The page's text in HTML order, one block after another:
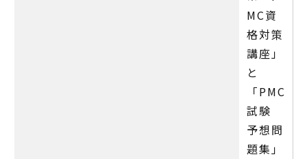
MC資
格対策
講座」
と
「PMC
試験
予想問
題集」